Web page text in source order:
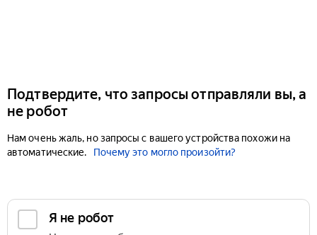
Подтвердите, что запросы отправляли вы, а
не робот
Нам очень жаль, но запросы с вашего устройства похожи на
автоматические.
Почему это могло произойти?